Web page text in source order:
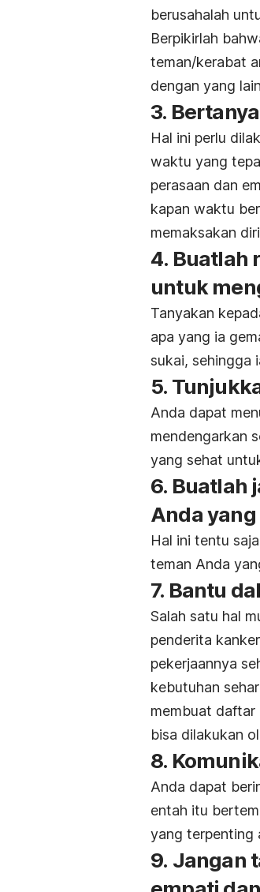
berusahalah
Berpikirlah
teman/kerabat
dengan yang
3.
Hal ini perlu
waktu yang
perasaan dan
kapan waktu
memaksakan
4. Buatlah
untuk
Tanyakan
apa yang ia
sukai, sehingga
5.
Anda dapat
mendengarkan
yang sehat
6. Buatlah
Anda
Hal ini tentu
teman Anda
7. Bantu
Salah satu hal
penderita
pekerjaannya
kebutuhan
membuat daftar
bisa dilakukan
8.
Anda dapat
entah itu
yang terpenting
9. Jangan